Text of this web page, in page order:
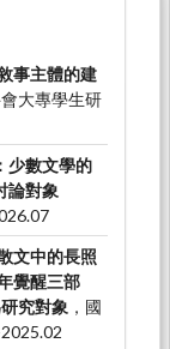
事主體的建
會大專學生研
少數文學的
論對象
文中的長照
覺醒三部
究對象 ，國